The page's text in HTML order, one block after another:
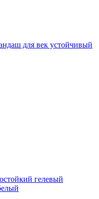
для век устойчивый
гелевый